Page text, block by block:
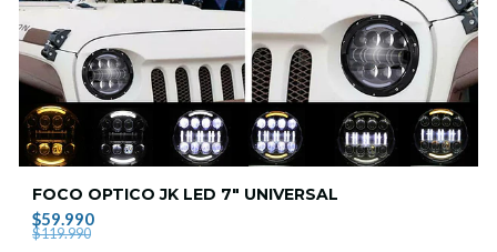
FOCO OPTICO JK LED 7" UNIVERSAL
$59.990
$119.990